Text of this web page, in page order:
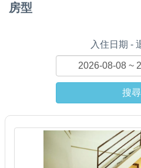
房型
入住日期 -
搜尋